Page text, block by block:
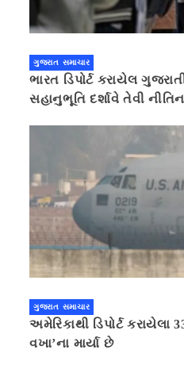
ગુજરાત સમાચાર
ભારત ડિપોર્ટ કરાયેલ
સહાનુભૂતિ દર્શાવે તેવી
ગુજરાત સમાચાર
અમેરિકાથી ડિપોર્ટ
વખા’ના માર્યા છે